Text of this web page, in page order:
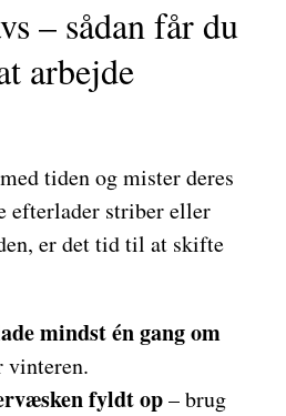
– sådan får du
arbejde
tiden og mister deres
efterlader striber eller
er det tid til at skifte
mindst én gang om
vinteren.
fyldt op– brug